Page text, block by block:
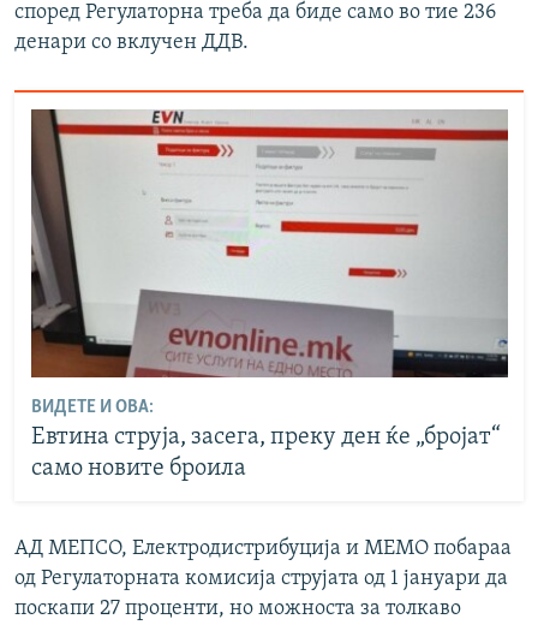
според Регулаторна треба да биде само во тие 236
денари со вклучен ДДВ.
ВИДЕТЕ И ОВА:
Евтина струја, засега, преку ден ќе „бројат“
само новите броила
АД МЕПСО, Електродистрибуција и МЕМО побараа
од Регулаторната комисија струјата од 1 јануари да
поскапи 27 проценти, но можноста за толкаво